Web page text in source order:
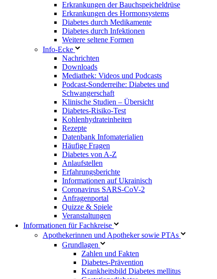
Erkrankungen der Bauchspeicheldrüse
Erkrankungen des Hormonsystems
Diabetes durch Medikamente
Diabetes durch Infektionen
Weitere seltene Formen
Info-Ecke
Nachrichten
Downloads
Mediathek: Videos und Podcasts
Podcast-Sonderreihe: Diabetes und
Schwangerschaft
Klinische Studien – Übersicht
Diabetes-Risiko-Test
Kohlenhydrateinheiten
Rezepte
Datenbank Infomaterialien
Häufige Fragen
Diabetes von A-Z
Anlaufstellen
Erfahrungsberichte
Informationen auf Ukrainisch
Coronavirus SARS-CoV-2
Anfragenportal
Quizze & Spiele
Veranstaltungen
Informationen für Fachkreise
Apothekerinnen und Apotheker sowie PTAs
Grundlagen
Zahlen und Fakten
Diabetes-Prävention
Krankheitsbild Diabetes mellitus